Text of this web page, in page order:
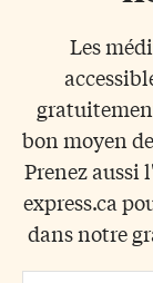
Les
bon moyen
Prenez aussi
express.ca
dans notre